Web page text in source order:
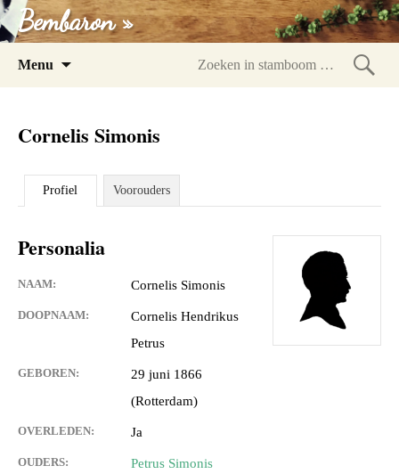
Bembaron »
Menu
Cornelis Simonis
Profiel Voorouders
Personalia
NAAM: Cornelis Simonis
DOOPNAAM:
Cornelis Hendrikus
Petrus
GEBOREN:
29 juni 1866
(Rotterdam)
OVERLEDEN: Ja
OUDERS:
Petrus Simonis